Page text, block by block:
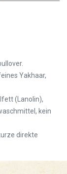
Yakhaar,
(Lanolin),
kein
direkte